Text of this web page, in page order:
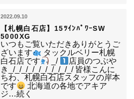
2022.09.10
【札幌白石店】15ﾂｲﾝﾊﾟﾜｰSW
5000XG
いつもご覧いただきありがとうご
ざいます
タックルベリー札幌
白石店です
_/
店員のつぶや
き_/_/_/_/_/_/_/_/_/_/ 皆様こんに
ちわ、札幌白石店スタッフの岸本
です
北海道の各地でアキア
ジ…続く